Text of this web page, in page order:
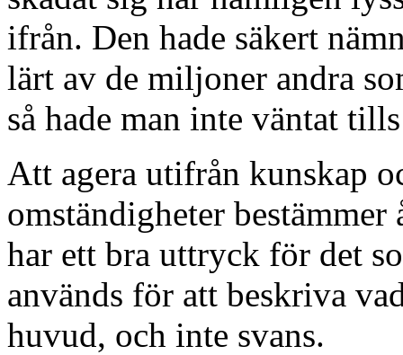
ifrån. Den hade säkert
lärt av de miljoner andra
så hade man inte väntat
Att agera utifrån kunskap
omständigheter
har ett bra uttryck för det
används för att beskriva
huvud, och inte svans.